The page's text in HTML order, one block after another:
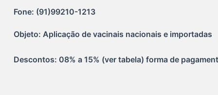
Fone: (91)99210-1213
Objeto: Aplicação de vacinais nacionais e importadas
Descontos: 08% a 15% (ver tabela) forma de